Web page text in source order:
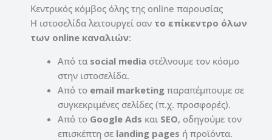
Κεντρικός κόμβος όλης της online παρουσίας
Η ιστοσελίδα λειτουργεί σαν το επίκεντρο όλων
των online καναλιών:
Από τα social media στέλνουμε τον κόσμο
στην ιστοσελίδα.
Από το email marketing παραπέμπουμε σε
συγκεκριμένες σελίδες (π.χ. προσφορές).
Από το Google Ads και SEO, οδηγούμε τον
επισκέπτη σε landing pages ή προϊόντα.